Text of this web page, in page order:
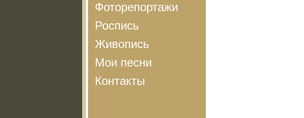
Фоторепортажи
Роспись
Живопись
Мои песни
Контакты